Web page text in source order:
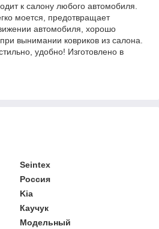
к салону любого автомобиля.
моется, предотвращает
автомобиля, хорошо
вынимании ковриков из салона.
удобно! Изготовлено в
Seintex
Россия
Kia
Каучук
Модельный